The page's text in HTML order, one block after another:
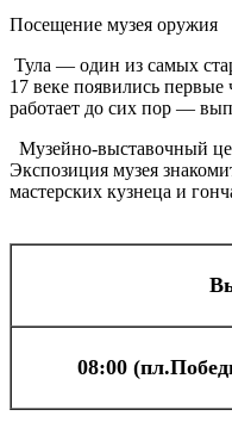
Посещение музея оружия
Тула — один из самых
17 веке появились
работает до сих пор —
Музейно-выставочный
Экспозиция музея
мастерских кузнеца и
08:00